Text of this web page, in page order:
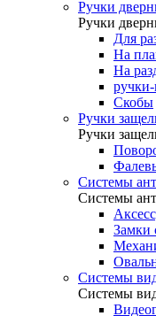
Ручки
Ручки
Для
На
На
Скобы
Ручки
Ручки
Системы
Системы
Замки
Системы
Системы